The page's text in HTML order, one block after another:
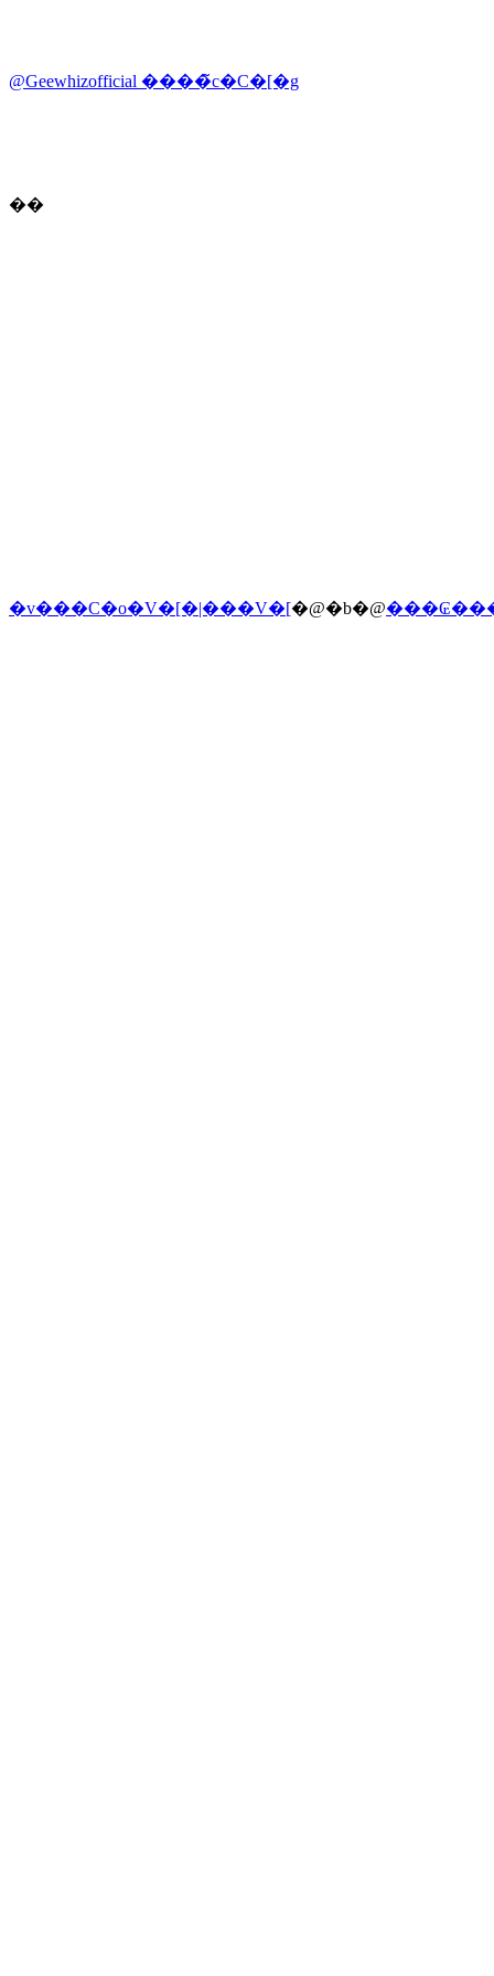
@Geewhizofficial ����̃c�C�[�g
��
�v���C�o�V�[�|���V�[�@�b�@